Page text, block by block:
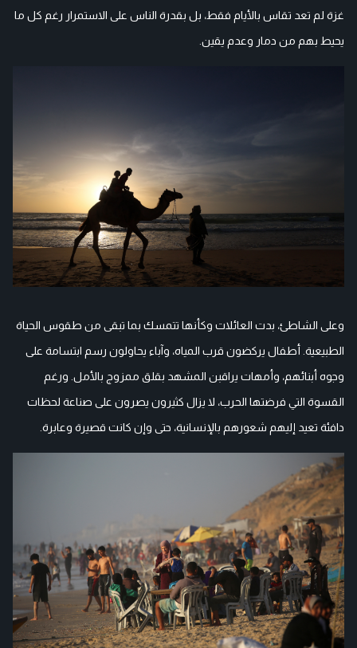
غزة لم تعد تقاس بالأيام فقط، بل بقدرة الناس على الاستمرار رغم كل ما
يحيط بهم من دمار وعدم يقين.
وعلى الشاطئ، بدت العائلات وكأنها تتمسك بما تبقى من طقوس الحياة
الطبيعية. أطفال يركضون قرب المياه، وآباء يحاولون رسم ابتسامة على
وجوه أبنائهم، وأمهات يراقبن المشهد بقلق ممزوج بالأمل. ورغم
القسوة التي فرضتها الحرب، لا يزال كثيرون يصرون على صناعة لحظات
دافئة تعيد إليهم شعورهم بالإنسانية، حتى وإن كانت قصيرة وعابرة.